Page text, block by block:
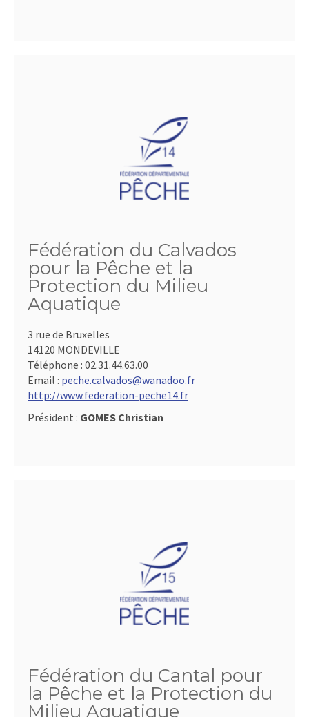
Fédération du Calvados
pour la Pêche et la
Protection du Milieu
Aquatique
3 rue de Bruxelles
14120 MONDEVILLE
Téléphone : 02.31.44.63.00
Email : peche.calvados@wanadoo.fr
http://www.federation-peche14.fr
Président : GOMES Christian
Fédération du Cantal pour
la Pêche et la Protection du
Milieu Aquatique